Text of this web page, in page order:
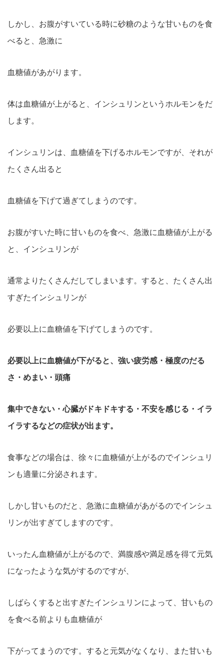
しかし、お腹がすいている時に砂糖のような甘いものを食
べると、急激に
血糖値があがります。
体は血糖値が上がると、インシュリンというホルモンをだ
します。
インシュリンは、血糖値を下げるホルモンですが、それが
たくさん出ると
血糖値を下げて過ぎてしまうのです。
お腹がすいた時に甘いものを食べ、急激に血糖値が上がる
と、インシュリンが
通常よりたくさんだしてしまいます。すると、たくさん出
すぎたインシュリンが
必要以上に血糖値を下げてしまうのです。
必要以上に血糖値が下がると、強い疲労感・極度のだる
さ・めまい・頭痛
集中できない・心臓がドキドキする・不安を感じる・イラ
イラするなどの症状が出ます。
食事などの場合は、徐々に血糖値が上がるのでインシュリ
ンも適量に分泌されます。
しかし甘いものだと、急激に血糖値があがるのでインシュ
リンが出すぎてしますのです。
いったん血糖値が上がるので、満腹感や満足感を得て元気
になったような気がするのですが、
しばらくすると出すぎたインシュリンによって、甘いもの
を食べる前よりも血糖値が
下がってまうのです。すると元気がなくなり、また甘いも